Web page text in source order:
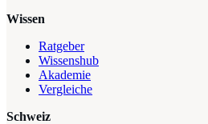
Wissen
Ratgeber
Wissenshub
Akademie
Vergleiche
Schweiz